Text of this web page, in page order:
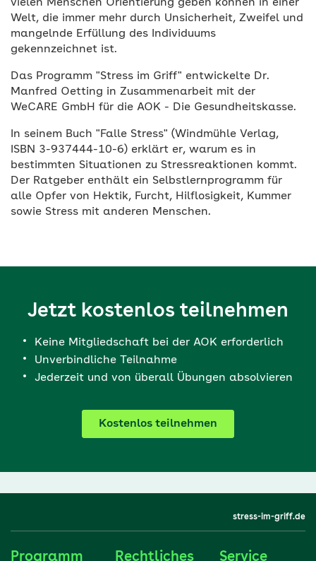
vielen Menschen Orientierung geben können in einer
Welt, die immer mehr durch Unsicherheit, Zweifel und
mangelnde Erfüllung des Individuums
gekennzeichnet ist.
Das Programm "Stress im Griff" entwickelte Dr.
Manfred Oetting in Zusammenarbeit mit der
WeCARE GmbH für die AOK - Die Gesundheitskasse.
In seinem Buch "Falle Stress" (Windmühle Verlag,
ISBN 3-937444-10-6) erklärt er, warum es in
bestimmten Situationen zu Stressreaktionen kommt.
Der Ratgeber enthält ein Selbstlernprogramm für
alle Opfer von Hektik, Furcht, Hilflosigkeit, Kummer
sowie Stress mit anderen Menschen.
Jetzt kostenlos teilnehmen
Keine Mitgliedschaft bei der AOK erforderlich
Unverbindliche Teilnahme
Jederzeit und von überall Übungen absolvieren
Kostenlos teilnehmen
stress-im-griff.de
Programm Rechtliches Service